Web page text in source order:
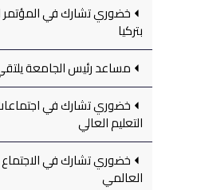
خضوري تشارك في المؤتمر
بتركيا
مساعد رئيس الجامعة
خضوري تشارك في
التعليم العالي
خضوري تشارك في
العالمي